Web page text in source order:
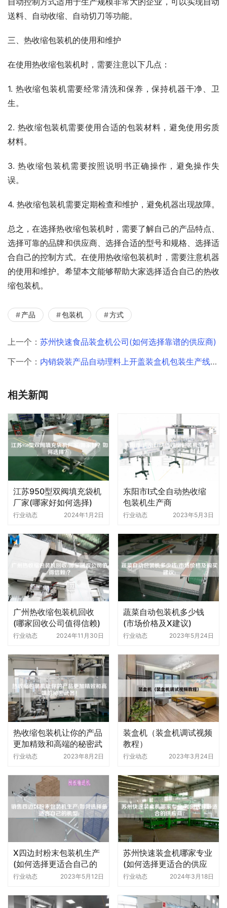
送料、自动收缩、自动切刀等功能。
三、热收缩包装机的使用和维护
在使用热收缩包装机时，需要注意以下几点：
1. 热收缩包装机需要经常清洗和保养，保持机器干净、卫
生。
2. 热收缩包装机需要使用合适的包装材料，避免使用劣质
材料。
3. 热收缩包装机需要按照说明书正确操作，避免操作失
误。
4. 热收缩包装机需要定期检查和维护，避免机器出现故障。
总之，在选择热收缩包装机时，需要了解自己的产品特点、
选择可靠的品牌和供应商、选择合适的型号和规格、选择适
合自己的控制方式。在使用热收缩包装机时，需要注意机器
的使用和维护。希望本文能够帮助大家选择适合自己的热收
缩包装机。
产品 包装机 方式
上一个： 苏州快速食品装盒机公司(如何选择靠谱的供应商)
下一个： 内销袋装产品自动理料上开盖装盒机包装生产线(如何提高包装效率)
相关新闻
江苏950型双阀填充袋机
厂家(哪家好如何选择)
行业动态 2024年1月2日
东阳市l式全自动热收缩
包装机生产商
行业动态 2023年5月3日
广州热收缩包装机回收
(哪家回收公司值得信赖)
行业动态 2024年11月30日
蔬菜自动包装机多少钱
(市场价格及X建议)
行业动态 2023年5月24日
热收缩包装机让你的产品
更加精致和高端的秘密武
器！
行业动态 2023年8月2日
装盒机（装盒机调试视频
教程）
行业动态 2023年3月24日
X四边封粉末包装机生产
(如何选择更适合自己的
机型)
行业动态 2023年5月12日
苏州快速装盒机哪家专业
(如何选择更适合的供应
商)
行业动态 2024年3月18日